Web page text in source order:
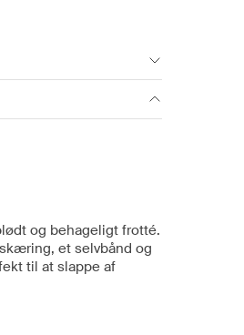
og behageligt frotté.
et selvbånd og
til at slappe af